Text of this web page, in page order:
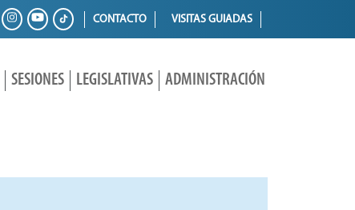
CONTACTO VISITAS GUIADAS
SESIONES LEGISLATIVAS ADMINISTRACIÓN